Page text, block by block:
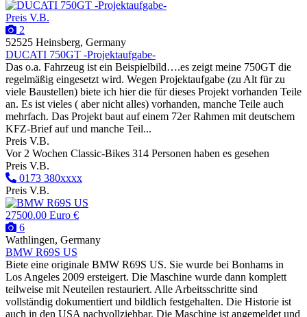
Preis V.B.
2
52525 Heinsberg, Germany
DUCATI 750GT -Projektaufgabe-
Das o.a. Fahrzeug ist ein Beispielbild….es zeigt meine 750GT die
regelmäßig eingesetzt wird. Wegen Projektaufgabe (zu Alt für zu
viele Baustellen) biete ich hier die für dieses Projekt vorhanden Teile
an. Es ist vieles ( aber nicht alles) vorhanden, manche Teile auch
mehrfach. Das Projekt baut auf einem 72er Rahmen mit deutschem
KFZ-Brief auf und manche Teil...
Preis V.B.
Vor 2 Wochen Classic-Bikes 314 Personen haben es gesehen
Preis V.B.
0173 380xxxx
Preis V.B.
27500.00 Euro €
6
Wathlingen, Germany
BMW R69S US
Biete eine originale BMW R69S US. Sie wurde bei Bonhams in
Los Angeles 2009 ersteigert. Die Maschine wurde dann komplett
teilweise mit Neuteilen restauriert. Alle Arbeitsschritte sind
vollständig dokumentiert und bildlich festgehalten. Die Historie ist
auch in den USA nachvollziehbar. Die Maschine ist angemeldet und